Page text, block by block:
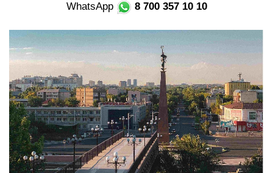
а
ц
и
ю
WhatsApp
8 700 357 10 10